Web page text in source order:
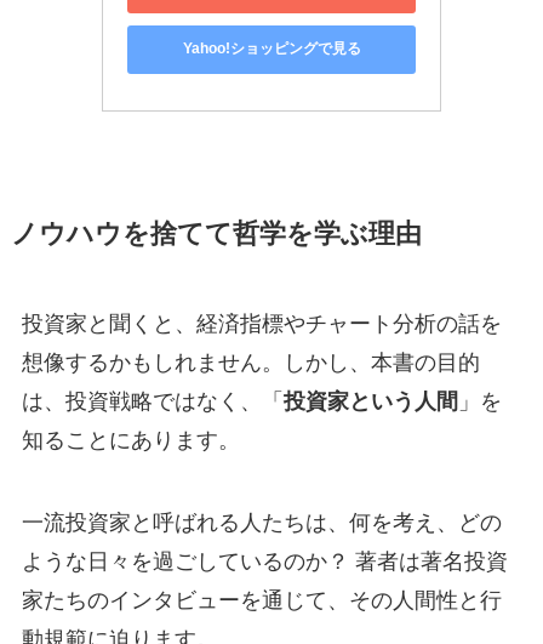
Yahoo!ショッピングで見る
ノウハウを捨てて哲学を学ぶ理由
投資家と聞くと、経済指標やチャート分析の話を
想像するかもしれません。しかし、本書の目的
は、投資戦略ではなく、「 投資家という人間 」を
知ることにあります。
一流投資家と呼ばれる人たちは、何を考え、どの
ような日々を過ごしているのか？ 著者は著名投資
家たちのインタビューを通じて、その人間性と行
動規範に迫ります。